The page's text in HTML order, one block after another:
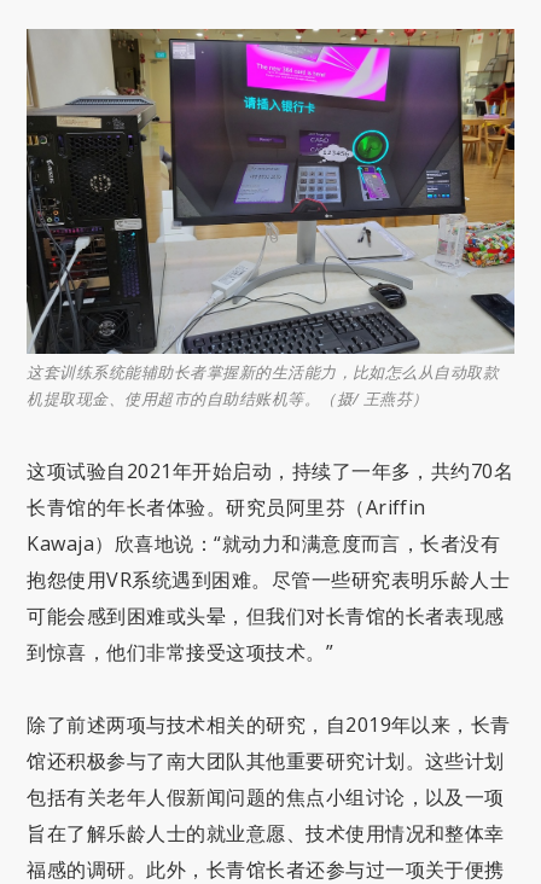
这套训练系统能辅助长者掌握新的生活能力，比如怎么从自动取款
机提取现金、使用超市的自助结账机等。（摄/ 王燕芬）
这项试验自2021年开始启动，持续了一年多，共约70名
长青馆的年长者体验。研究员阿里芬（Ariffin
Kawaja）欣喜地说：“就动力和满意度而言，长者没有
抱怨使用VR系统遇到困难。尽管一些研究表明乐龄人士
可能会感到困难或头晕，但我们对长青馆的长者表现感
到惊喜，他们非常接受这项技术。”
除了前述两项与技术相关的研究，自2019年以来，长青
馆还积极参与了南大团队其他重要研究计划。这些计划
包括有关老年人假新闻问题的焦点小组讨论，以及一项
旨在了解乐龄人士的就业意愿、技术使用情况和整体幸
福感的调研。此外，长青馆长者还参与过一项关于便携